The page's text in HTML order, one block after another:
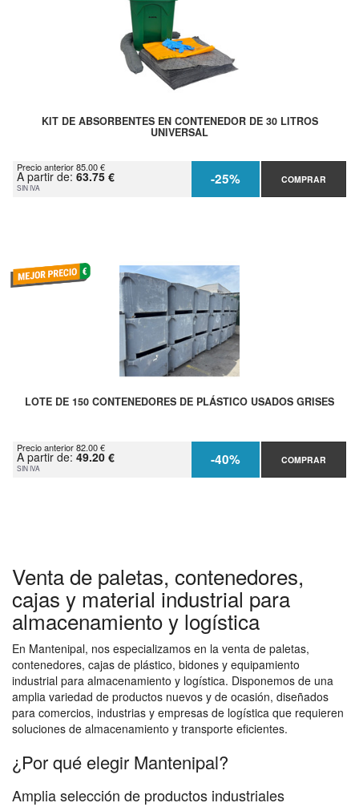
KIT DE ABSORBENTES EN CONTENEDOR DE 30 LITROS
UNIVERSAL
Precio anterior 85.00 €
A partir de: 63.75 €
SIN IVA -25% COMPRAR
LOTE DE 150 CONTENEDORES DE PLÁSTICO USADOS GRISES
Precio anterior 82.00 €
A partir de: 49.20 €
SIN IVA -40% COMPRAR
Venta de paletas, contenedores,
cajas y material industrial para
almacenamiento y logística
En Mantenipal, nos especializamos en la venta de paletas,
contenedores, cajas de plástico, bidones y equipamiento
industrial para almacenamiento y logística. Disponemos de una
amplia variedad de productos nuevos y de ocasión, diseñados
para comercios, industrias y empresas de logística que requieren
soluciones de almacenamiento y transporte eficientes.
¿Por qué elegir Mantenipal?
Amplia selección de productos industriales